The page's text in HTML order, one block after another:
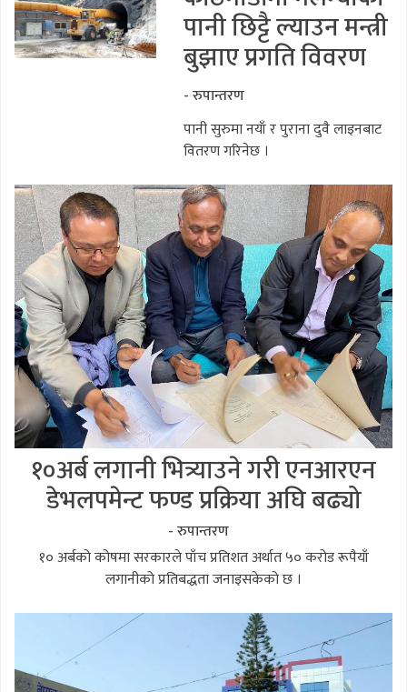
पानी छिट्टै ल्याउन मन्त्री
बुझाए प्रगति विवरण
- रुपान्तरण
पानी सुरुमा नयाँ र पुराना दुवै लाइनबाट
वितरण गरिनेछ ।
१०अर्ब लगानी भित्र्याउने गरी एनआरएन
डेभलपमेन्ट फण्ड प्रक्रिया अघि बढ्यो
- रुपान्तरण
१० अर्बको कोषमा सरकारले पाँच प्रतिशत अर्थात ५० करोड रूपैयाँ
लगानीको प्रतिबद्धता जनाइसकेको छ ।